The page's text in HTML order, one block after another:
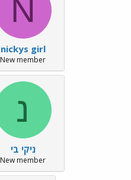
N
nickys girl
New member
נ
ניקי בי
New member